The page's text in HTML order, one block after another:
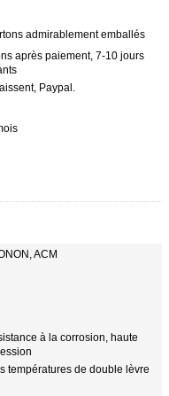
admirablement emballés
après paiement, 7-10 jours
Paypal.
ACM
à la corrosion, haute
températures de double lèvre